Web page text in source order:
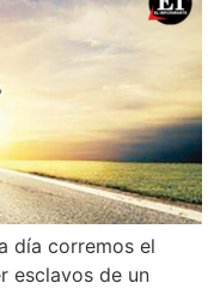
día corremos el
esclavos de un